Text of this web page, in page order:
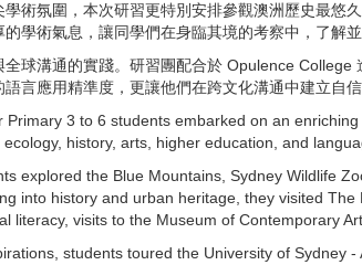
術氛圍，本次研習更特別安排參觀澳洲歷史最
學術氣息，讓同學們在身臨其境的考察中，了解
球溝通的實踐。研習團配合於 Opulence
言應用精準度，更讓他們在跨文化溝通中建立自
3 to 6 students embarked on an
history, arts, higher education, and
explored the Blue Mountains, Sydney Wildlife
into history and urban heritage, they visited
literacy, visits to the Museum of Contemporary
students toured the University of Sydney